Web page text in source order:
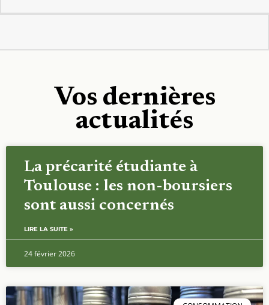
Vos dernières
actualités
La précarité étudiante à
Toulouse : les non-boursiers
sont aussi concernés
LIRE LA SUITE »
24 février 2026